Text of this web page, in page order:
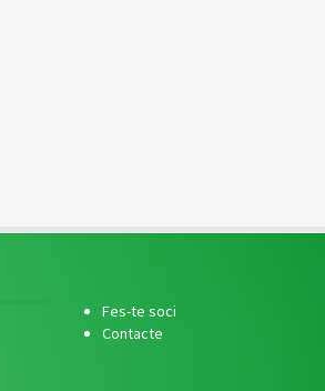
Fes-te soci
Contacte